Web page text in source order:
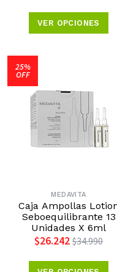
VER OPCIONES
25%
OFF
MEDAVITA
Caja Ampollas
Seboequilibrante 13
Unidades X 6ml
$26.242 $34.990